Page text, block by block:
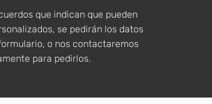
que indican que pueden
se pedirán los datos
o nos contactaremos
para pedirlos.